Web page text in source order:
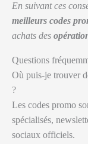
En suivant ces
meilleurs codes
achats des
Questions
Où puis-je trouver
?
Les codes promo
spécialisés,
sociaux officiels.